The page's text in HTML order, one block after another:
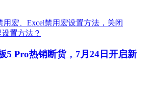
5 Pro热销断货，7月24日开启新